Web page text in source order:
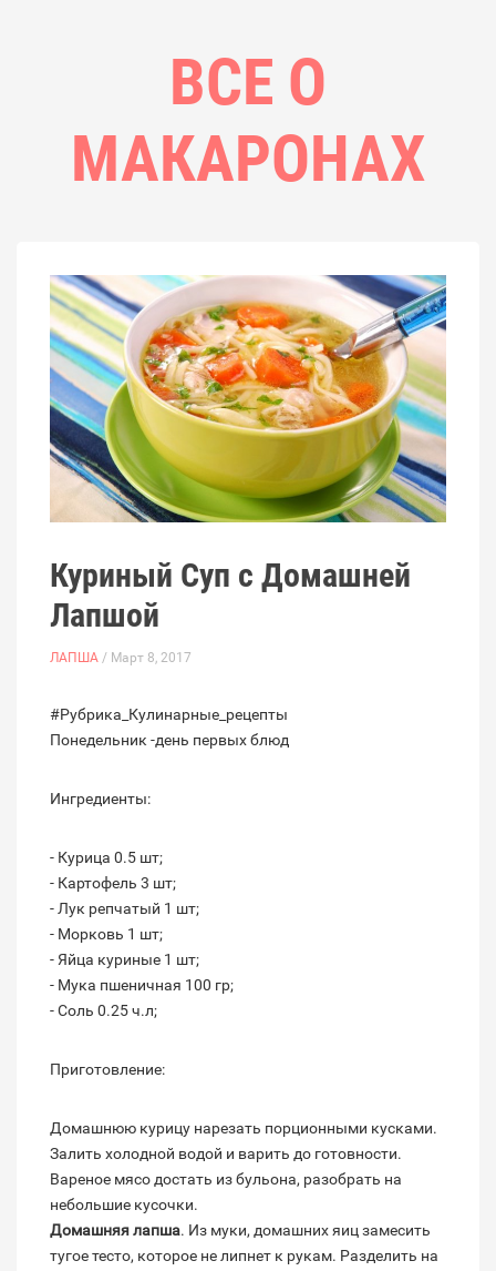
ВСЕ О
МАКАРОНАХ
Куриный Суп с Домашней
Лапшой
ЛАПША / Март 8, 2017
#Рубрика_Кулинарные_рецепты
Понедельник -день первых блюд
Ингредиенты:
- Курица 0.5 шт;
- Картофель 3 шт;
- Лук репчатый 1 шт;
- Морковь 1 шт;
- Яйца куриные 1 шт;
- Мука пшеничная 100 гр;
- Соль 0.25 ч.л;
Приготовление:
Домашнюю курицу нарезать порционными кусками.
Залить холодной водой и варить до готовности.
Вареное мясо достать из бульона, разобрать на
небольшие кусочки.
Домашняя лапша. Из муки, домашних яиц замесить
тугое тесто, которое не липнет к рукам. Разделить на